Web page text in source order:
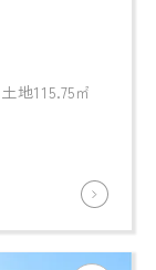
地115.75㎡